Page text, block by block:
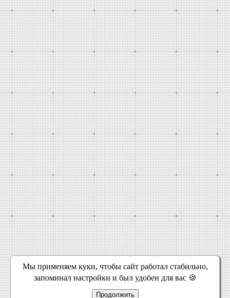
Мы применяем куки, чтобы сайт работал стабильно,
запоминал настройки и был удобен для вас 🍪
Продолжить